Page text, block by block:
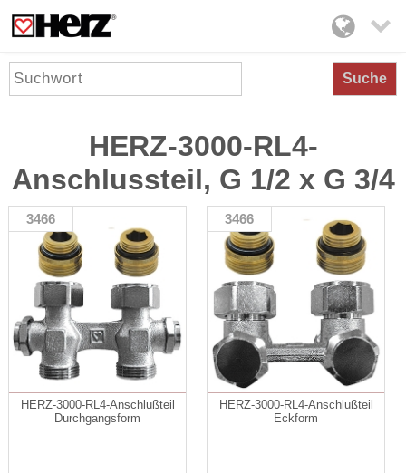

Suche
HERZ-3000-RL4-
Anschlussteil, G 1/2 x G 3/4
3466
HERZ-3000-RL4-Anschlußteil
Durchgangsform
3466
HERZ-3000-RL4-Anschlußteil
Eckform